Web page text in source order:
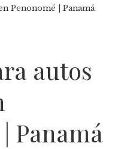
Penonomé | Panamá
autos
Panamá